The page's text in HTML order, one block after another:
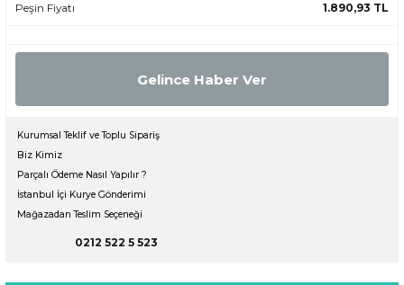
Peşin Fiyatı 1.890,93 TL
Gelince Haber Ver
Kurumsal Teklif ve Toplu Sipariş
Biz Kimiz
Parçalı Ödeme Nasıl Yapılır ?
İstanbul İçi Kurye Gönderimi
Mağazadan Teslim Seçeneği
0212 522 5 523